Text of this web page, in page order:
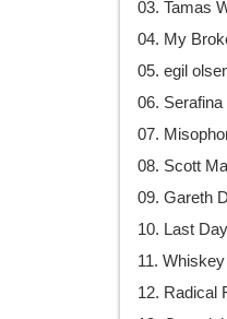
03. Tamas
04. My
05. egil
06.
07.
08. Scott
09. Gareth
10. Last
11.
12. Radical